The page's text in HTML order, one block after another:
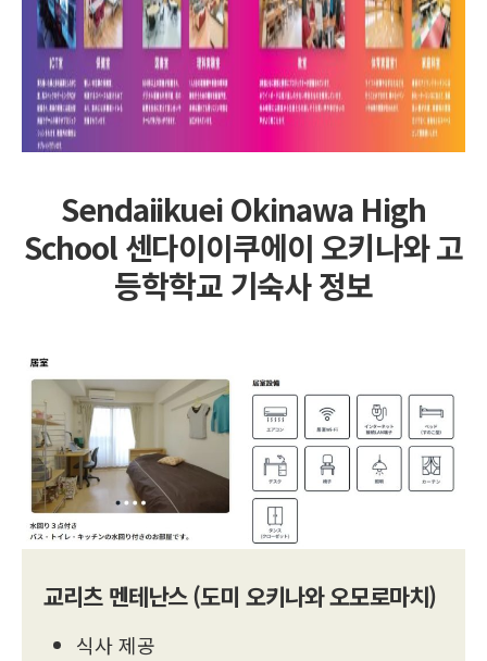
Sendaiikuei Okinawa High
School 센다이이쿠에이 오키나와 고
등학학교 기숙사 정보
교리츠 멘테난스 (도미 오키나와 오모로마치)
식사 제공